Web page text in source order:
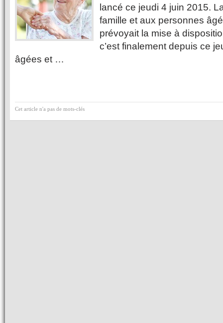
lancé ce jeudi 4 juin 2015.
famille et aux personnes
prévoyait la mise à
c’est finalement depuis ce
âgées et …
Cet article n'a pas de mots-clés